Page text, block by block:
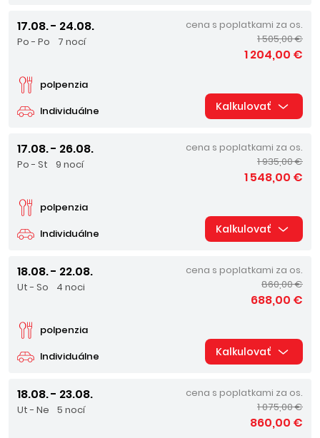
17.08. - 24.08.
Po - Po 7 nocí
Individuálne
polpenzia
cena s poplatkami za os.
1 505,00 €
1 204,00 €
Kalkulovať
17.08. - 26.08.
Po - St 9 nocí
Individuálne
polpenzia
cena s poplatkami za os.
1 935,00 €
1 548,00 €
Kalkulovať
18.08. - 22.08.
Ut - So 4 noci
Individuálne
polpenzia
cena s poplatkami za os.
860,00 €
688,00 €
Kalkulovať
18.08. - 23.08.
Ut - Ne 5 nocí
cena s poplatkami za os.
1 075,00 €
860,00 €